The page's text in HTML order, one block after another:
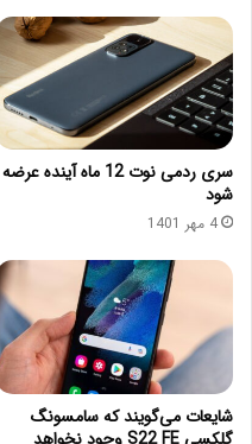
سری ردمی نوت 12 ماه آینده عرضه
شود
4 مهر 1401
شایعات می‌گویند که سامسونگ